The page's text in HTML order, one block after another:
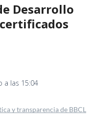
Desarrollo
a las 15:04
y transparencia de BBCL